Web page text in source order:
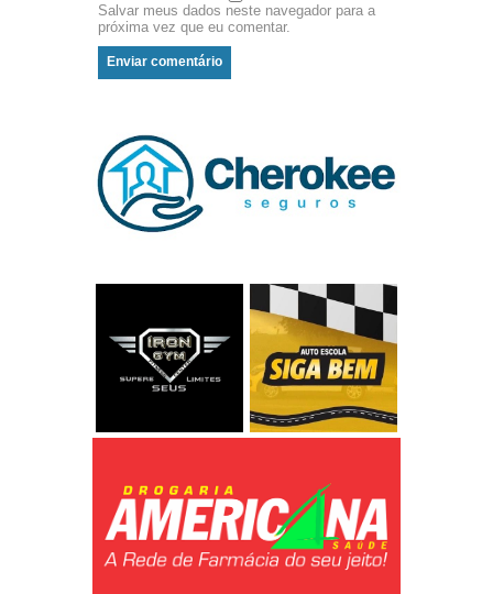
Salvar meus dados neste navegador para a
próxima vez que eu comentar.